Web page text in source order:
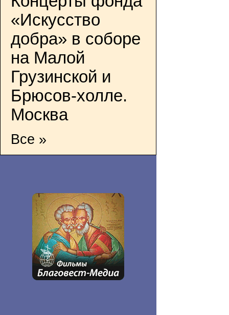
«Искусство
добра» в соборе
на Малой
Грузинской и
Брюсов-холле.
Москва
Все »